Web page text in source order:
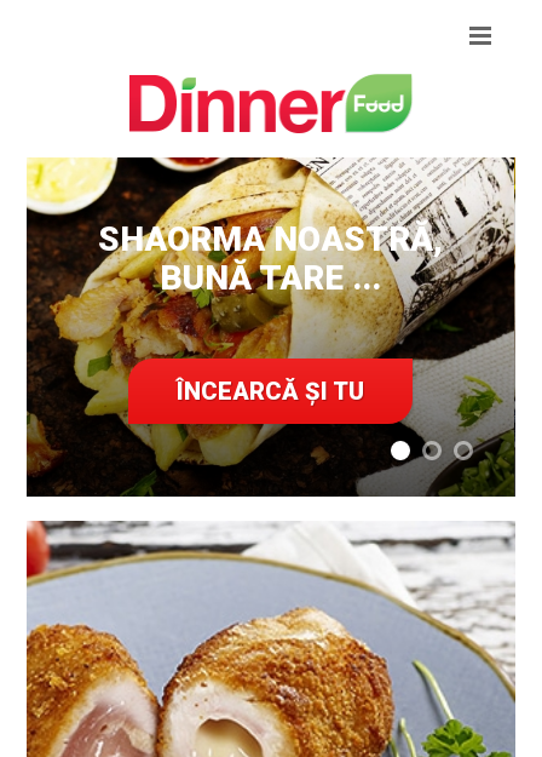
SHAORMA NOASTRĂ,
BUNĂ TARE ...
ÎNCEARCĂ ȘI TU